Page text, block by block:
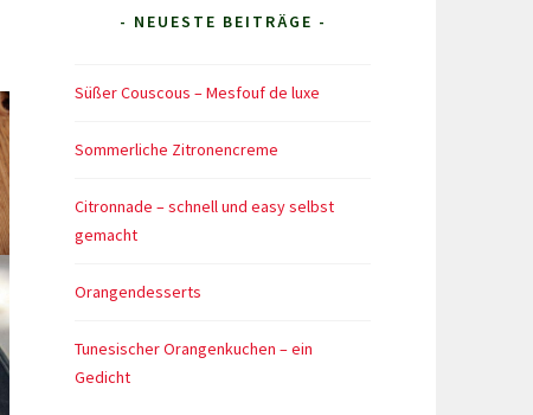
- NEUESTE BEITRÄGE -
Süßer Couscous – Mesfouf de luxe
Sommerliche Zitronencreme
Citronnade – schnell und easy selbst
gemacht
Orangendesserts
Tunesischer Orangenkuchen – ein
Gedicht